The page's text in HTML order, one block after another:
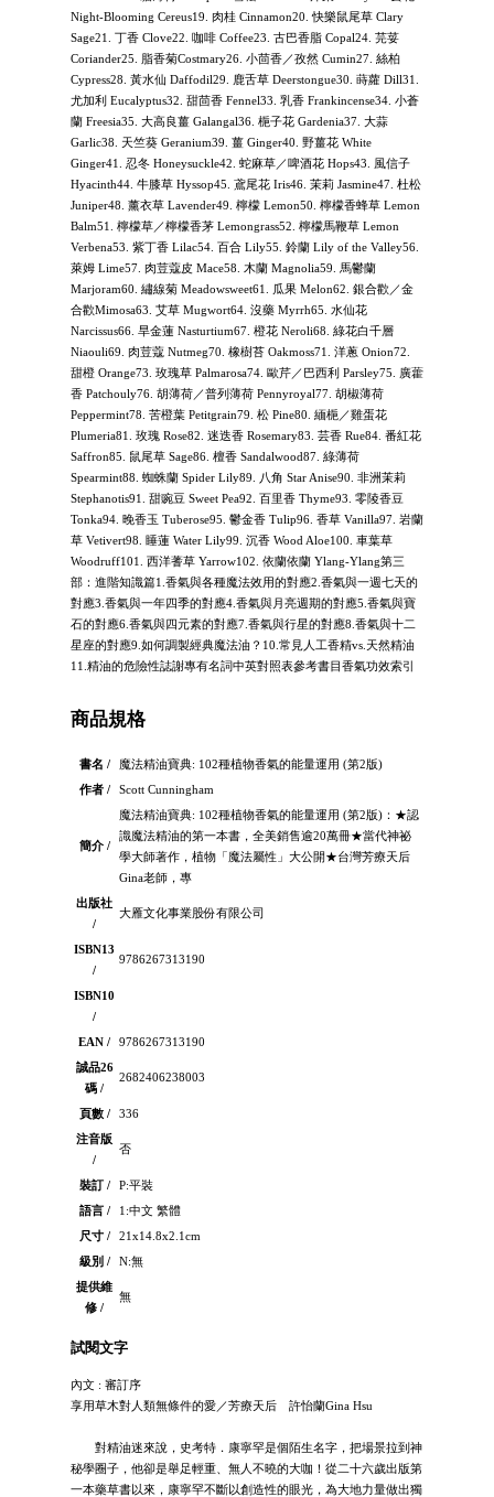
Night-Blooming Cereus19. 肉桂 Cinnamon20. 快樂鼠尾草 Clary
Sage21. 丁香 Clove22. 咖啡 Coffee23. 古巴香脂 Copal24. 芫荽
Coriander25. 脂香菊Costmary26. 小茴香／孜然 Cumin27. 絲柏
Cypress28. 黃水仙 Daffodil29. 鹿舌草 Deerstongue30. 蒔蘿 Dill31.
尤加利 Eucalyptus32. 甜茴香 Fennel33. 乳香 Frankincense34. 小蒼
蘭 Freesia35. 大高良薑 Galangal36. 梔子花 Gardenia37. 大蒜
Garlic38. 天竺葵 Geranium39. 薑 Ginger40. 野薑花 White
Ginger41. 忍冬 Honeysuckle42. 蛇麻草／啤酒花 Hops43. 風信子
Hyacinth44. 牛膝草 Hyssop45. 鳶尾花 Iris46. 茉莉 Jasmine47. 杜松
Juniper48. 薰衣草 Lavender49. 檸檬 Lemon50. 檸檬香蜂草 Lemon
Balm51. 檸檬草／檸檬香茅 Lemongrass52. 檸檬馬鞭草 Lemon
Verbena53. 紫丁香 Lilac54. 百合 Lily55. 鈴蘭 Lily of the Valley56.
萊姆 Lime57. 肉荳蔻皮 Mace58. 木蘭 Magnolia59. 馬鬱蘭
Marjoram60. 繡線菊 Meadowsweet61. 瓜果 Melon62. 銀合歡／金
合歡Mimosa63. 艾草 Mugwort64. 沒藥 Myrrh65. 水仙花
Narcissus66. 旱金蓮 Nasturtium67. 橙花 Neroli68. 綠花白千層
Niaouli69. 肉荳蔻 Nutmeg70. 橡樹苔 Oakmoss71. 洋蔥 Onion72.
甜橙 Orange73. 玫瑰草 Palmarosa74. 歐芹／巴西利 Parsley75. 廣藿
香 Patchouly76. 胡薄荷／普列薄荷 Pennyroyal77. 胡椒薄荷
Peppermint78. 苦橙葉 Petitgrain79. 松 Pine80. 緬梔／雞蛋花
Plumeria81. 玫瑰 Rose82. 迷迭香 Rosemary83. 芸香 Rue84. 番紅花
Saffron85. 鼠尾草 Sage86. 檀香 Sandalwood87. 綠薄荷
Spearmint88. 蜘蛛蘭 Spider Lily89. 八角 Star Anise90. 非洲茉莉
Stephanotis91. 甜豌豆 Sweet Pea92. 百里香 Thyme93. 零陵香豆
Tonka94. 晚香玉 Tuberose95. 鬱金香 Tulip96. 香草 Vanilla97. 岩蘭
草 Vetivert98. 睡蓮 Water Lily99. 沉香 Wood Aloe100. 車葉草
Woodruff101. 西洋蓍草 Yarrow102. 依蘭依蘭 Ylang-Ylang第三
部：進階知識篇1.香氣與各種魔法效用的對應2.香氣與一週七天的
對應3.香氣與一年四季的對應4.香氣與月亮週期的對應5.香氣與寶
石的對應6.香氣與四元素的對應7.香氣與行星的對應8.香氣與十二
星座的對應9.如何調製經典魔法油？10.常見人工香精vs.天然精油
11.精油的危險性誌謝專有名詞中英對照表參考書目香氣功效索引
商品規格
書名 /
魔法精油寶典: 102種植物香氣的能量運用 (第2版)
作者 /
Scott Cunningham
簡介 /
魔法精油寶典: 102種植物香氣的能量運用 (第2版)：★認
識魔法精油的第一本書，全美銷售逾20萬冊★當代神祕
學大師著作，植物「魔法屬性」大公開★台灣芳療天后
Gina老師，專
出版社
/
大雁文化事業股份有限公司
ISBN13
/
9786267313190
ISBN10
/
EAN /
9786267313190
誠品26
碼 /
2682406238003
頁數 /
336
注音版
/
否
裝訂 /
P:平裝
語言 /
1:中文 繁體
尺寸 /
21x14.8x2.1cm
級別 /
N:無
提供維
修 /
無
試閱文字
內文 : 審訂序
享用草木對人類無條件的愛／芳療天后 許怡蘭Gina Hsu
對精油迷來說，史考特．康寧罕是個陌生名字，把場景拉到神
秘學圈子，他卻是舉足輕重、無人不曉的大咖！從二十六歲出版第
一本藥草書以來，康寧罕不斷以創造性的眼光，為大地力量做出獨